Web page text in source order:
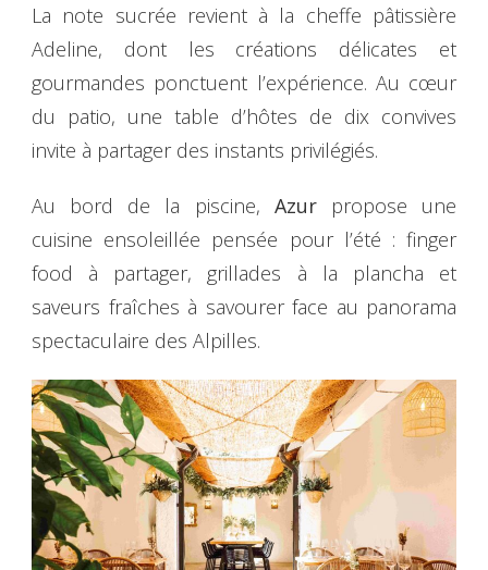
La note sucrée revient à la cheffe pâtissière
Adeline, dont les créations délicates et
gourmandes ponctuent l’expérience. Au cœur
du patio, une table d’hôtes de dix convives
invite à partager des instants privilégiés.
Au bord de la piscine, Azurpropose une
cuisine ensoleillée pensée pour l’été : finger
food à partager, grillades à la plancha et
saveurs fraîches à savourer face au panorama
spectaculaire des Alpilles.